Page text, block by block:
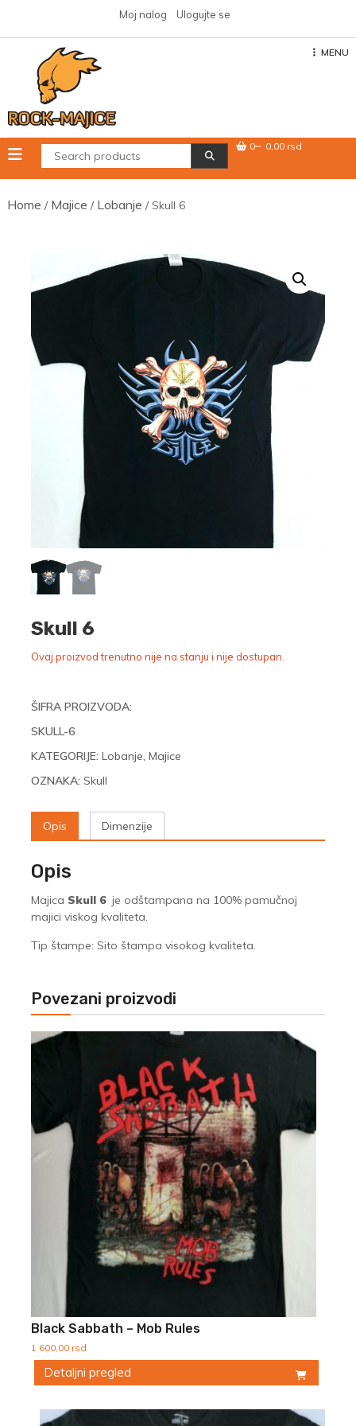
content
Moj nalog Ulogujte se
MENU
0 0,00 rsd
Home / Majice / Lobanje / Skull 6
Skull 6
Ovaj proizvod trenutno nije na stanju i nije dostupan.
ŠIFRA PROIZVODA:
SKULL-6
KATEGORIJE: Lobanje, Majice
OZNAKA: Skull
Opis Dimenzije
Opis
Majica Skull 6je odštampana na 100% pamučnoj
majici viskog kvaliteta.
Tip štampe: Sito štampa visokog kvaliteta.
Povezani proizvodi
Black Sabbath – Mob Rules
1 600,00 rsd
Detaljni pregled
proizvod